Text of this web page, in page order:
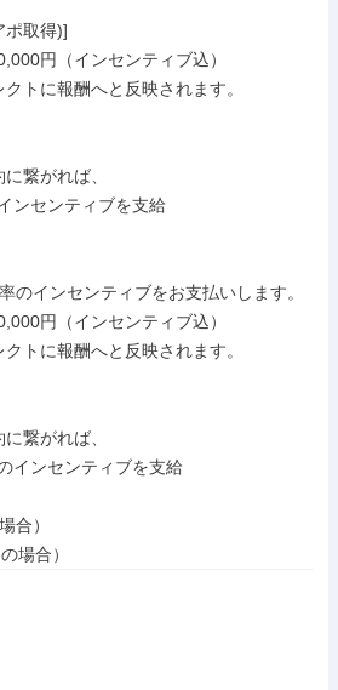
ポ取得)]
円（インセンティブ込）
トに報酬へと反映されます。
繋がれば、
ンセンティブを支給
のインセンティブをお支払いします。
円（インセンティブ込）
トに報酬へと反映されます。
繋がれば、
インセンティブを支給
合）
場合）